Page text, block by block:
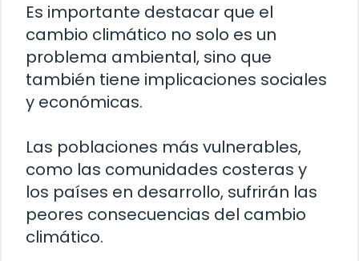
Es importante destacar que el
cambio climático no solo es un
problema ambiental, sino que
también tiene implicaciones sociales
y económicas.
Las poblaciones más vulnerables,
como las comunidades costeras y
los países en desarrollo, sufrirán las
peores consecuencias del cambio
climático.